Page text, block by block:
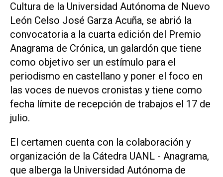
Cultura de la Universidad Autónoma de Nuevo
León Celso José Garza Acuña, se abrió la
convocatoria a la cuarta edición del Premio
Anagrama de Crónica, un galardón que tiene
como objetivo ser un estímulo para el
periodismo en castellano y poner el foco en
las voces de nuevos cronistas y tiene como
fecha límite de recepción de trabajos el 17 de
julio.
El certamen cuenta con la colaboración y
organización de la Cátedra UANL - Anagrama,
que alberga la Universidad Autónoma de